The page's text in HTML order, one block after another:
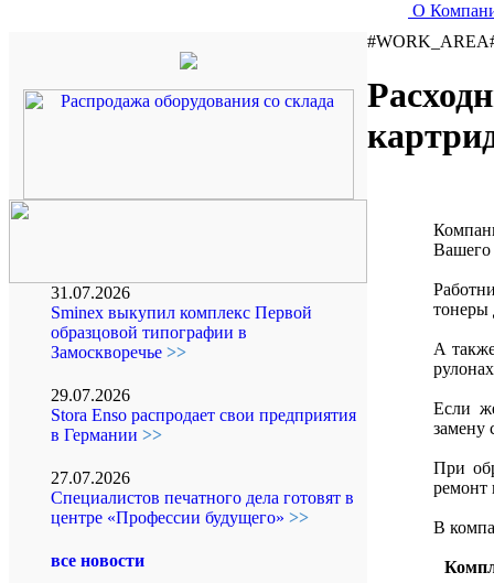
О
31.07.2026
Sminex выкупил комплекс Первой
образцовой типографии в
Замоскворечье >>
29.07.2026
Stora Enso распродает свои предприятия
в Германии >>
27.07.2026
Специалистов печатного дела готовят в
центре «Профессии будущего» >>
все новости
Вашего
тонеры
А
Если
замену
При
ремонт
В